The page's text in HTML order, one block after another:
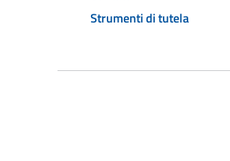
Strumenti di tutela